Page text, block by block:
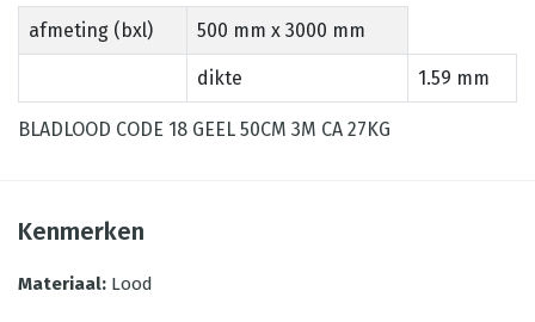
afmeting (bxl) 500 mm x 3000 mm
dikte 1.59 mm
BLADLOOD CODE 18 GEEL 50CM 3M CA 27KG
Kenmerken
Materiaal: Lood